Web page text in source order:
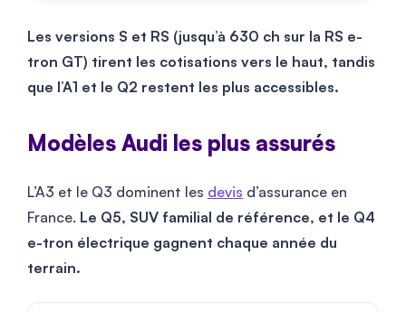
Les versions S et RS (jusqu’à 630 ch sur la RS e-
tron GT) tirent les cotisations vers le haut, tandis
que l’A1 et le Q2 restent les plus accessibles.
Modèles Audi les plus assurés
L’A3 et le Q3 dominent les devis d’assurance en
France. Le Q5, SUV familial de référence, et le Q4
e-tron électrique gagnent chaque année du
terrain.